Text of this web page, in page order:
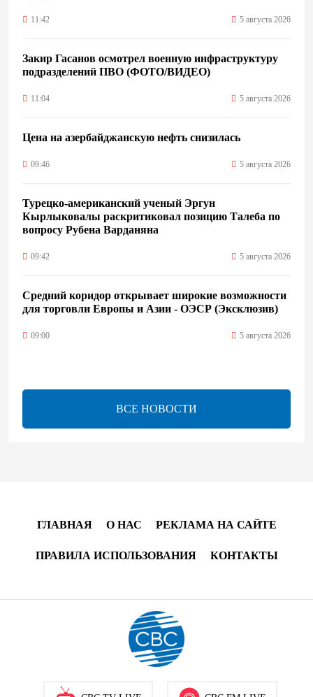
11:42 5 августа 2026
Закир Гасанов осмотрел военную инфраструктуру
подразделений ПВО (ФОТО/ВИДЕО)
11:04 5 августа 2026
Цена на азербайджанскую нефть cнизилась
09:46 5 августа 2026
Турецко-американский ученый Эргун
Кырлыковалы раскритиковал позицию Талеба по
вопросу Рубена Варданяна
09:42 5 августа 2026
Средний коридор открывает широкие возможности
для торговли Европы и Азии - ОЭСР (Эксклюзив)
09:00 5 августа 2026
платежи превращаются в инфраструктуру роста
Эмир Катара обсудил с Трампом ситуацию вокруг
В Физулинском районе вспыхнул пожар на
Иран и Оман продолжают переговоры по
ВСЕ НОВОСТИ
ГЛАВНАЯ О НАС РЕКЛАМА НА САЙТЕ
ПРАВИЛА ИСПОЛЬЗОВАНИЯ КОНТАКТЫ